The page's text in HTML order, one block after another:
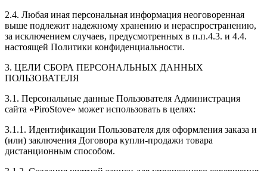
2.4. Любая иная персональная информация неоговоренная
выше подлежит надежному хранению и нераспространению,
за исключением случаев, предусмотренных в п.п.4.3. и 4.4.
настоящей Политики конфиденциальности.
3. ЦЕЛИ СБОРА ПЕРСОНАЛЬНЫХ ДАННЫХ
ПОЛЬЗОВАТЕЛЯ
3.1. Персональные данные Пользователя Администрация
сайта «PiroStove» может использовать в целях:
3.1.1. Идентификации Пользователя для оформления заказа и
(или) заключения Договора купли-продажи товара
дистанционным способом.